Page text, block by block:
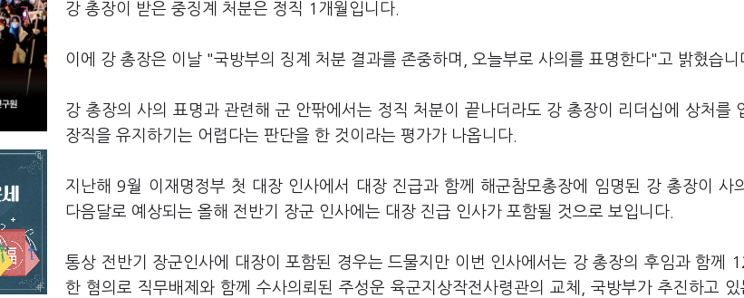
강 총장이 받은 중징계 처분은 정직 1개월입니다.
이에 강 총장은 이날 "국방부의 징계 처분 결과를 존중하며, 오늘부로 사의를 표명한다"고 밝혔습니
강 총장의 사의 표명과 관련해 군 안팎에서는 정직 처분이 끝나더라도 강 총장이 리더십에 상처를
장직을 유지하기는 어렵다는 판단을 한 것이라는 평가가 나옵니다.
지난해 9월 이재명정부 첫 대장 인사에서 대장 진급과 함께 해군참모총장에 임명된 강 총장이 사
다음달로 예상되는 올해 전반기 장군 인사에는 대장 진급 인사가 포함될 것으로 보입니다.
통상 전반기 장군인사에 대장이 포함된 경우는 드물지만 이번 인사에서는 강 총장의 후임과 함께
한 혐의로 직무배제와 함께 수사의뢰된 주성운 육군지상작전사령관의 교체, 국방부가 추진하고